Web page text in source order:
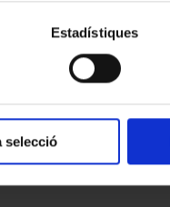
Estadístiques
selecció